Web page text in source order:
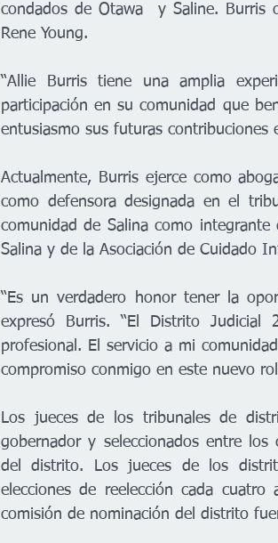
condados de Otawa  y Saline. Burris
Rene Young.
“Allie Burris tiene una amplia
participación en su comunidad que
entusiasmo sus futuras contribuciones
Actualmente, Burris ejerce como
como defensora designada en el
comunidad de Salina como
Salina y de la Asociación de Cuidado
“Es un verdadero honor tener la
expresó Burris. “El Distrito
profesional. El servicio a mi
compromiso conmigo en este nuevo
Los jueces de los tribunales de
gobernador y seleccionados entre
del distrito. Los jueces de los
elecciones de reelección cada
comisión de nominación del distrito